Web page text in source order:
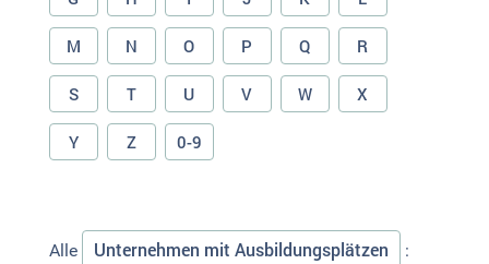
M N O P Q R
S T U V W X
Y Z 0-9
Alle Unternehmen mit Ausbildungsplätzen :